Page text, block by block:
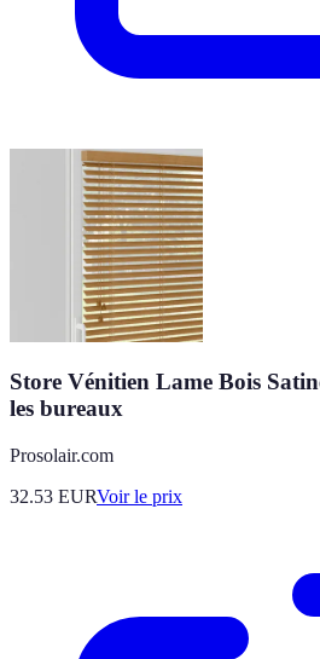
Store Vénitien Lame Bois
les bureaux
Prosolair.com
32.53 EURVoir le prix